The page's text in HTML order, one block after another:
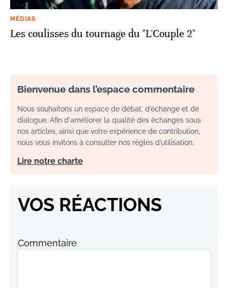
MÉDIAS
Les coulisses du tournage du "L'Couple 2"
Bienvenue dans l’espace commentaire
Nous souhaitons un espace de débat, d’échange et de
dialogue. Afin d'améliorer la qualité des échanges sous
nos articles, ainsi que votre expérience de contribution,
nous vous invitons à consulter nos règles d’utilisation.
Lire notre charte
VOS RÉACTIONS
Commentaire